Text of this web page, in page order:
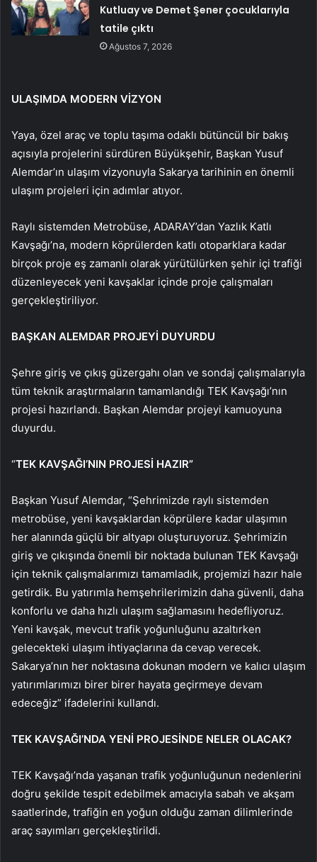
Kutluay ve Demet Şener çocuklarıyla
tatile çıktı
Ağustos 7, 2026
ULAŞIMDA MODERN VİZYON
Yaya, özel araç ve toplu taşıma odaklı bütüncül bir bakış
açısıyla projelerini sürdüren Büyükşehir, Başkan Yusuf
Alemdar’ın ulaşım vizyonuyla Sakarya tarihinin en önemli
ulaşım projeleri için adımlar atıyor.
Raylı sistemden Metrobüse, ADARAY’dan Yazlık Katlı
Kavşağı’na, modern köprülerden katlı otoparklara kadar
birçok proje eş zamanlı olarak yürütülürken şehir içi trafiği
düzenleyecek yeni kavşaklar içinde proje çalışmaları
gerçekleştiriliyor.
BAŞKAN ALEMDAR PROJEYİ DUYURDU
Şehre giriş ve çıkış güzergahı olan ve sondaj çalışmalarıyla
tüm teknik araştırmaların tamamlandığı TEK Kavşağı’nın
projesi hazırlandı. Başkan Alemdar projeyi kamuoyuna
duyurdu.
“TEK KAVŞAĞI’NIN PROJESİ HAZIR”
Başkan Yusuf Alemdar, “Şehrimizde raylı sistemden
metrobüse, yeni kavşaklardan köprülere kadar ulaşımın
her alanında güçlü bir altyapı oluşturuyoruz. Şehrimizin
giriş ve çıkışında önemli bir noktada bulunan TEK Kavşağı
için teknik çalışmalarımızı tamamladık, projemizi hazır hale
getirdik. Bu yatırımla hemşehrilerimizin daha güvenli, daha
konforlu ve daha hızlı ulaşım sağlamasını hedefliyoruz.
Yeni kavşak, mevcut trafik yoğunluğunu azaltırken
gelecekteki ulaşım ihtiyaçlarına da cevap verecek.
Sakarya’nın her noktasına dokunan modern ve kalıcı ulaşım
yatırımlarımızı birer birer hayata geçirmeye devam
edeceğiz” ifadelerini kullandı.
TEK KAVŞAĞI’NDA YENİ PROJESİNDE NELER OLACAK?
TEK Kavşağı’nda yaşanan trafik yoğunluğunun nedenlerini
doğru şekilde tespit edebilmek amacıyla sabah ve akşam
saatlerinde, trafiğin en yoğun olduğu zaman dilimlerinde
araç sayımları gerçekleştirildi.